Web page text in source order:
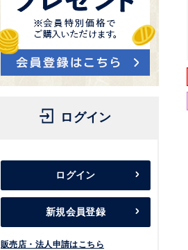
ログイン
ログイン
新規会員登録
販売店・法人申請はこちら